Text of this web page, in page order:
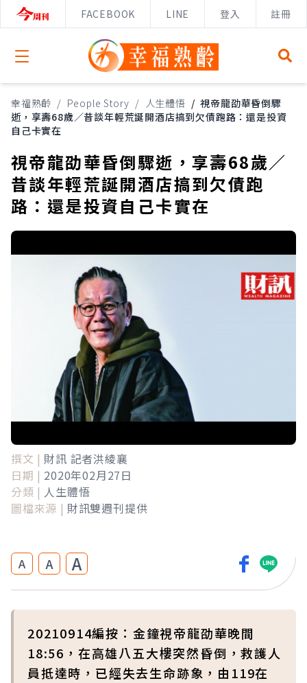
FACEBOOK LINE 登入 註冊
Open menu
幸福熟齡 / People Story / 人生體悟 / 視帝龍劭華昏倒驟
逝，享壽68歲／昔談年輕荒誕開酒店搞到欠債跑路：還是投資
自己卡實在
視帝龍劭華昏倒驟逝，享壽68歲／
昔談年輕荒誕開酒店搞到欠債跑
路：還是投資自己卡實在
撰文 | 財訊 記者洪綾襄
日期 | 2020年02月27日
分類 | 人生體悟
圖檔來源 | 財訊雙週刊提供
A A A
20210914編按：金鐘視帝龍劭華晚間
18:56，在高雄八五大樓突然昏倒，救護人
員抵達時，已經失去生命跡象，由119在